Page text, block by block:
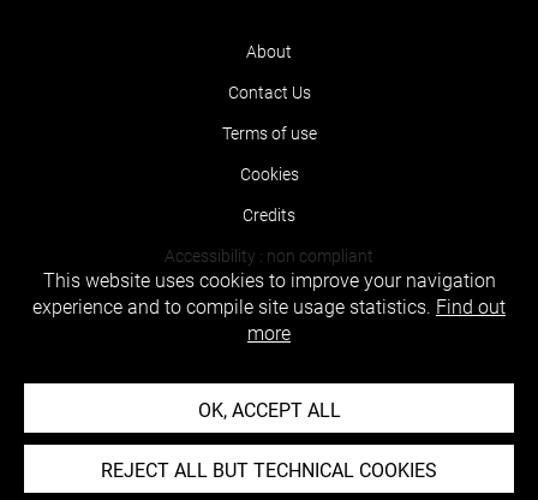
About
Contact Us
Terms of use
Cookies
Credits
Accessibility : non compliant
This website uses cookies to improve your navigation
experience and to compile site usage statistics. Find out
more
OK, ACCEPT ALL
REJECT ALL BUT TECHNICAL COOKIES